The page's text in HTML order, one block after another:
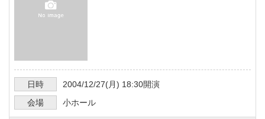
日時 2004/12/27(月) 18:30開演
会場
小ホール